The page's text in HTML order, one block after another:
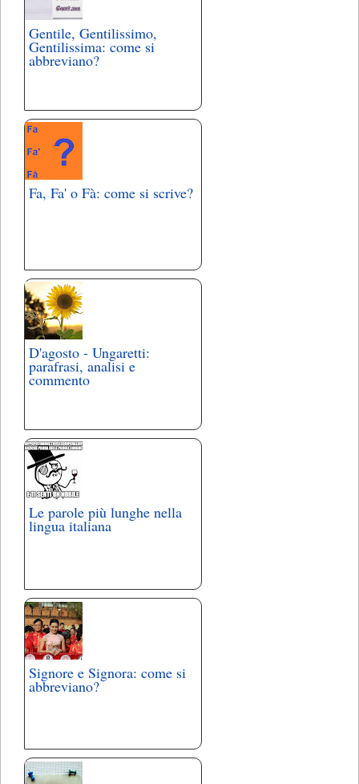
Gentile, Gentilissimo,
Gentilissima: come si
abbreviano?
Fa, Fa' o Fà: come si scrive?
D'agosto - Ungaretti:
parafrasi, analisi e
commento
Le parole più lunghe nella
lingua italiana
Signore e Signora: come si
abbreviano?